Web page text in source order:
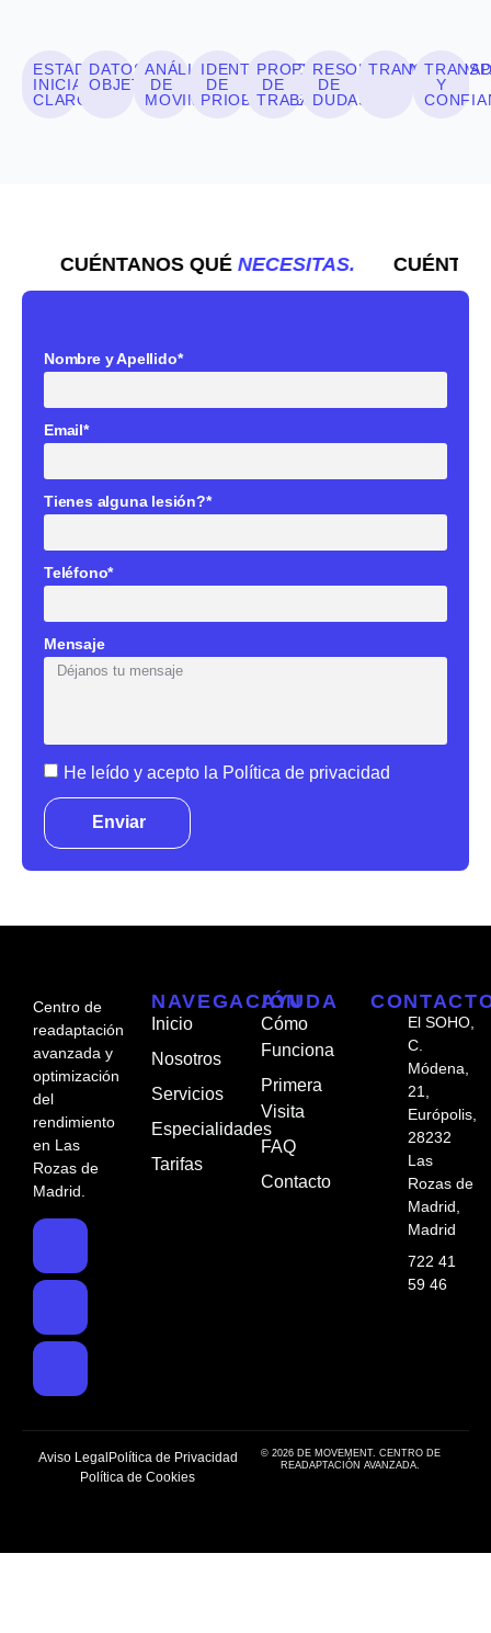
ESTADO
INICIAL
CLARO
DATOS
OBJETIVOS
ANÁLISIS
DE
MOVIMIENTO
IDENTIFICACIÓN
DE
PRIORIDADES
PROPUESTA
DE
TRABAJO
RESOLUCIÓN
DE
DUDAS
Y
CUÉNTANOS QUÉNECESITAS.
Nombre y Apellido*
Email*
Tienes alguna lesión?*
Teléfono*
Mensaje
He leído y acepto la Política de privacidad
Enviar
Centro de
readaptación
avanzada y
optimización
del
rendimiento
en Las
Rozas de
Madrid.
NAVEGACIÓN
Inicio
Nosotros
Servicios
Especialidades
Tarifas
AYUDA
Cómo
Funciona
Primera
Visita
FAQ
Contacto
El SOHO,
C.
Módena,
21,
Európolis,
28232
Las
Rozas de
Madrid,
Madrid
722 41
59 46
© 2026 DE MOVEMENT. CENTRO DE
READAPTACIÓN AVANZADA.
Aviso Legal Política de Privacidad
Política de Cookies